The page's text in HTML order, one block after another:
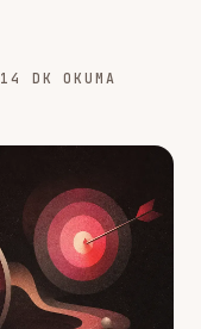
14 DK OKUMA